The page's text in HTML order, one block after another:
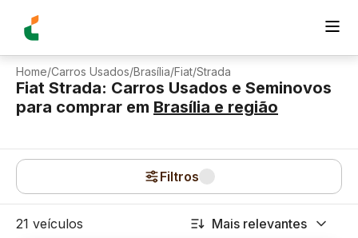
Home/Carros Usados/Brasília/Fiat/Strada
Fiat Strada: Carros Usados e Seminovos
para comprar em Brasília e região
Filtros
21 veículos Mais relevantes